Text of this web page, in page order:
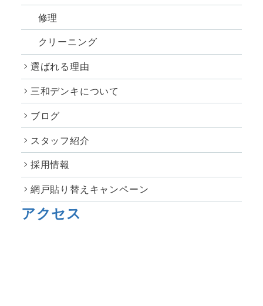
修理
クリーニング
選ばれる理由
三和デンキについて
ブログ
スタッフ紹介
採用情報
網戸貼り替えキャンペーン
アクセス